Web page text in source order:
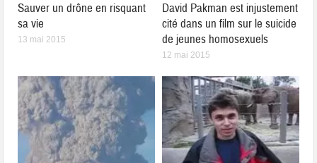
Sauver un drône en risquant
sa vie
13 mai 2015
David Pakman est injustement
cité dans un film sur le suicide
de jeunes homosexuels
12 mai 2015